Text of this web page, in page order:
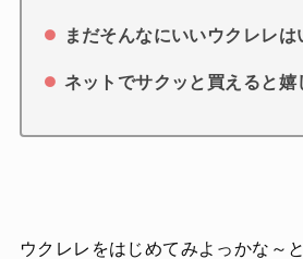
まだそんなにいいウクレレは
ネットでサクッと買えると嬉
ウクレレをはじめてみよっかな～